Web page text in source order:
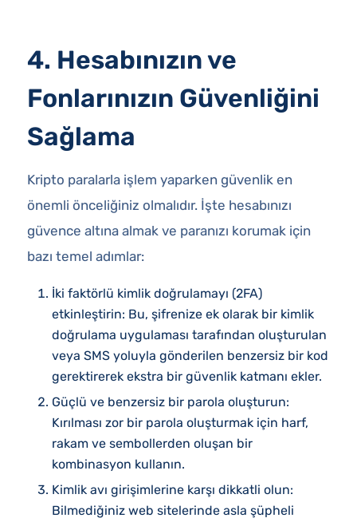
4. Hesabınızın ve
Fonlarınızın Güvenliğini
Sağlama
Kripto paralarla işlem yaparken güvenlik en
önemli önceliğiniz olmalıdır. İşte hesabınızı
güvence altına almak ve paranızı korumak için
bazı temel adımlar:
İki faktörlü kimlik doğrulamayı (2FA)
etkinleştirin: Bu, şifrenize ek olarak bir kimlik
doğrulama uygulaması tarafından oluşturulan
veya SMS yoluyla gönderilen benzersiz bir kod
gerektirerek ekstra bir güvenlik katmanı ekler.
Güçlü ve benzersiz bir parola oluşturun:
Kırılması zor bir parola oluşturmak için harf,
rakam ve sembollerden oluşan bir
kombinasyon kullanın.
Kimlik avı girişimlerine karşı dikkatli olun:
Bilmediğiniz web sitelerinde asla şüpheli